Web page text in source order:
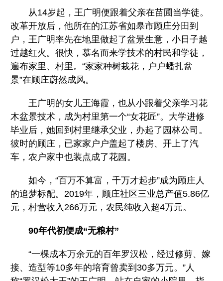
从14岁起，王广明便跟着父亲在苗圃当学徒。
改革开放后，他所在的江苏省如皋市顾庄分田到
户，王广明率先在地里做起了盆景生意，小日子越
过越红火。很快，慕名而来学技术的村民和学徒，
遍布家里、村里。“家家种树栽花，户户蟠扎盆
景”在顾庄蔚然成风。
王广明的女儿王海霞，也从小跟着父亲学习花
木盆景技术，成为村里第一个“女花匠”。大学进修
毕业后，她回到村里继承父业，办起了园林公司。
彼时的顾庄，已家家户户盖起了楼房、开上了汽
车，农户家中也装点成了花园。
如今，“百万不算富，千万才起步”成为顾庄人
的追梦标配。2019年，顾庄社区三业总产值5.86亿
元，村营收入266万元，农民纯收入超4万元。
90年代初便成“无粮村”
“一棵成本万余元的百年罗汉松，经过修剪、嫁
接、造型等10多年的培育曾卖到30多万元。”人